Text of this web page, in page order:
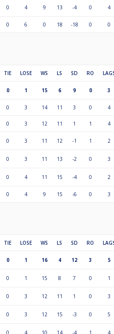
0 4 9 13 -4 0 4
0 6 0 18 -18 0 0
TIE LOSE WS LS SD RO
0 1 15 6 9 0 3
0 3 14 11 3 0 4
0 3 12 11 1 1 4
0 3 11 12 -1 1 2
0 3 11 13 -2 0 3
0 4 11 15 -4 0 2
0 4 9 15 -6 0 3
TIE LOSE WS LS SD RO
0 1 16 4 12 3 5
0 1 15 8 7 0 1
0 3 12 11 1 0 3
0 3 12 15 -3 0 5
0 4 10 14 -4 1 4